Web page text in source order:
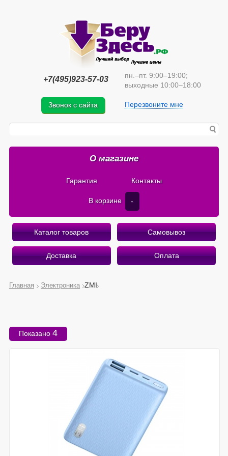
пн.–пт. 9:00–19:00;
выходные 10:00–18:00
+7(495)923-57-03
Звонок с сайта Перезвоните мне
О магазине
Гарантия Контакты
В корзине -
Каталог товаров Самовывоз
Доставка Оплата
Главная Электроника ZMI
Приветствуем Вас на страницах интернет-магазина
«Беру Здесь».
Рады предложить вам лучшее, что есть на рынке
мобильной электроники!
Почему «Беру Здесь»?
Экономим ваше время и деньги
Оказываем профессиональные услуги
Работаем качественно и быстро
Показано 4